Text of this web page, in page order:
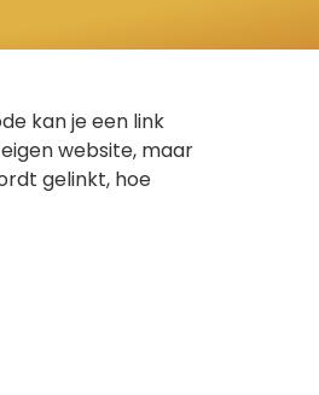
kan je een link
website, maar
gelinkt, hoe